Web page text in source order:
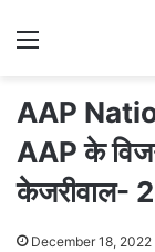
Menu
AAP
AAP के
केजरीवाल-
December 18, 2022